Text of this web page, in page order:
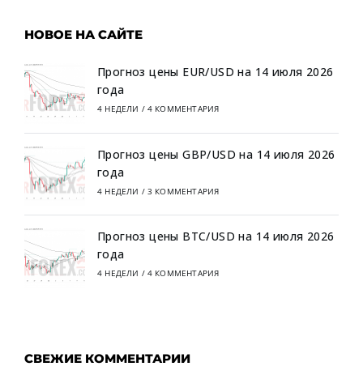
НОВОЕ НА САЙТЕ
Прогноз цены EUR/USD на 14 июля 2026
года
4 НЕДЕЛИ / 4 КОММЕНТАРИЯ
Прогноз цены GBP/USD на 14 июля 2026
года
4 НЕДЕЛИ / 3 КОММЕНТАРИЯ
Прогноз цены BTC/USD на 14 июля 2026
года
4 НЕДЕЛИ / 4 КОММЕНТАРИЯ
СВЕЖИЕ КОММЕНТАРИИ